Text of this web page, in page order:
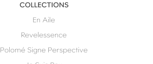
COLLECTIONS
En Aile
Revelessence
Polomé Signe Perspective